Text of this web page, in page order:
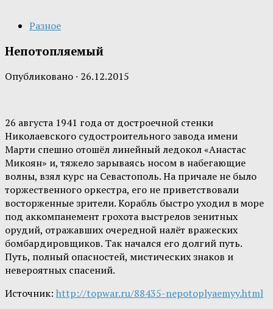
Разное
Непотопляемый
Опубликовано · 26.12.2015
26 августа 1941 года от достроечной стенки
Николаевского судостроительного завода имени
Марти спешно отошёл линейный ледокол «Анастас
Микоян» и, тяжело зарываясь носом в набегающие
волны, взял курс на Севастополь. На причале не было
торжественного оркестра, его не приветствовали
восторженные зрители. Корабль быстро уходил в море
под аккомпанемент грохота выстрелов зенитных
орудий, отражавших очередной налёт вражеских
бомбардировщиков. Так начался его долгий путь.
Путь, полный опасностей, мистических знаков и
невероятных спасений.
Источник: http://topwar.ru/88435-nepotoplyaemyy.html